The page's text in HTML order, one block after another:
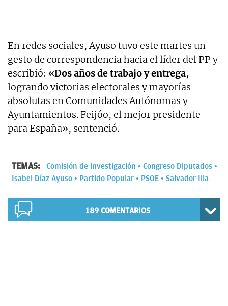
En redes sociales, Ayuso tuvo este martes un
gesto de correspondencia hacia el líder del PP y
escribió: «Dos años de trabajo y entrega,
logrando victorias electorales y mayorías
absolutas en Comunidades Autónomas y
Ayuntamientos. Feijóo, el mejor presidente
para España», sentenció.
TEMAS: Comisión de investigación
Congreso Diputados
Isabel Díaz Ayuso
Partido Popular PSOE Salvador Illa
189 COMENTARIOS